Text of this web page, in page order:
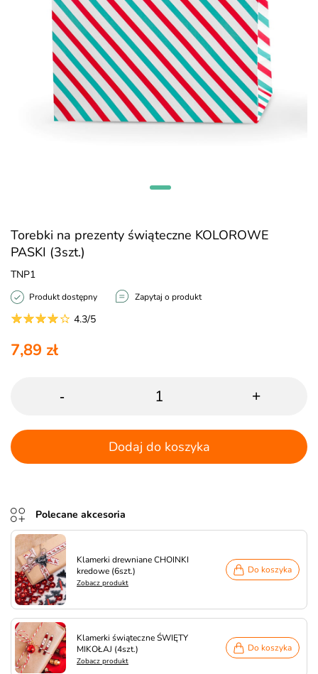
Torebki na prezenty świąteczne KOLOROWE
PASKI (3szt.)
TNP1
Produkt dostępny Zapytaj o produkt
4.3/5
7,89 zł
- +
Dodaj do koszyka
Polecane akcesoria
Klamerki drewniane CHOINKI
kredowe (6szt.)
Zobacz produkt
Do koszyka
Klamerki świąteczne ŚWIĘTY
MIKOŁAJ (4szt.)
Zobacz produkt
Do koszyka